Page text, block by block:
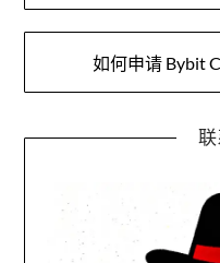
导
航
如何申请 Bybit